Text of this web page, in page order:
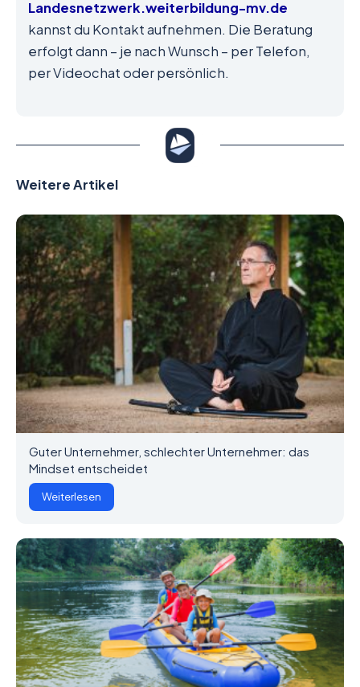
Landesnetzwerk.weiterbildung-mv.de
kannst du Kontakt aufnehmen. Die Beratung
erfolgt dann – je nach Wunsch – per Telefon,
per Videochat oder persönlich.
Weitere Artikel
Guter Unternehmer, schlechter Unternehmer: das
Mindset entscheidet
Weiterlesen